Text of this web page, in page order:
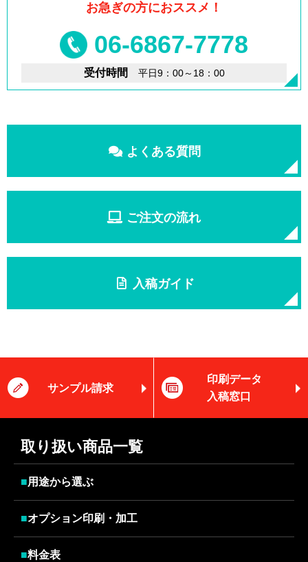
お急ぎの方におススメ！
06-6867-7778
受付時間 平日9：00～18：00
よくある質問
ご注文の流れ
入稿ガイド
サンプル請求
印刷データ
入稿窓口
取り扱い商品一覧
■用途から選ぶ
■オプション印刷・加工
■料金表